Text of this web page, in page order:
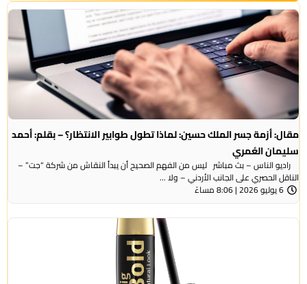
مقال: أزمة جسر الملك حسين: لماذا تطول طوابير الانتظار؟ – بقلم: أحمد
سليمان العُمري
راديو الناس – بث مباشر ليس من الفهم الصحيح أن يبدأ النقاش من شركة “جت” –
الناقل الحصري على الجانب الأردني – ولا ...
6 يوليو 2026 | 8:06 مساءً